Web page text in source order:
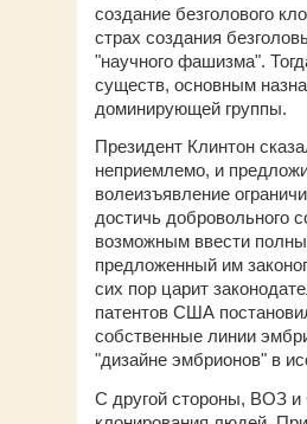
создание безголового
страх создания
"научного фашизма".
существ, основным
доминирующей группы.
Президент Клинтон
неприемлемо, и
волеизъявление
достичь добровольного
возможным ввести
предложенный им
сих пор царит
патентов США
собственные линии
"дизайне эмбрионов" в
С другой стороны, ВОЗ